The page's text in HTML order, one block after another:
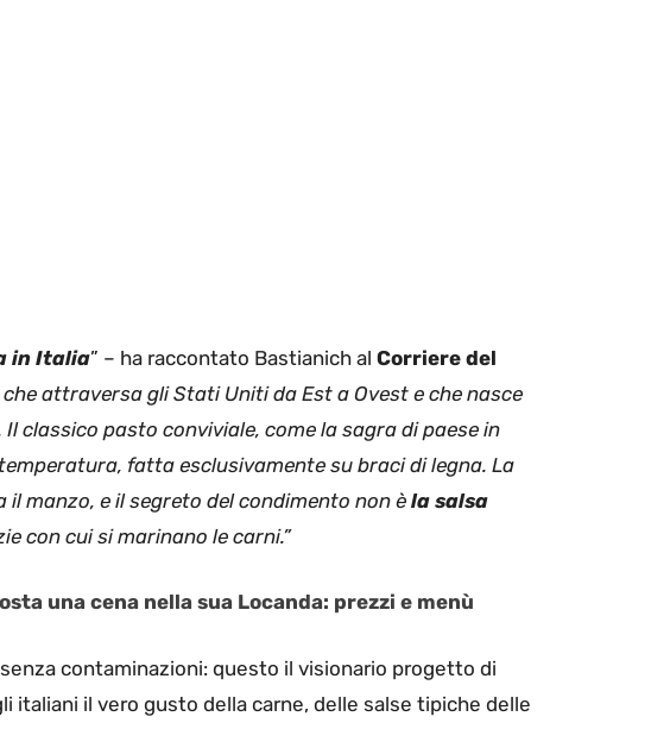
in Italia” – ha raccontato Bastianich al Corriere del
attraversa gli Stati Uniti da Est a Ovest e che nasce
classico pasto conviviale, come la sagra di paese in
fatta esclusivamente su braci di legna. La
il manzo, e il segreto del condimento non è la salsa
con cui si marinano le carni.”
una cena nella sua Locanda: prezzi e menù
contaminazioni: questo il visionario progetto di
italiani il vero gusto della carne, delle salse tipiche delle